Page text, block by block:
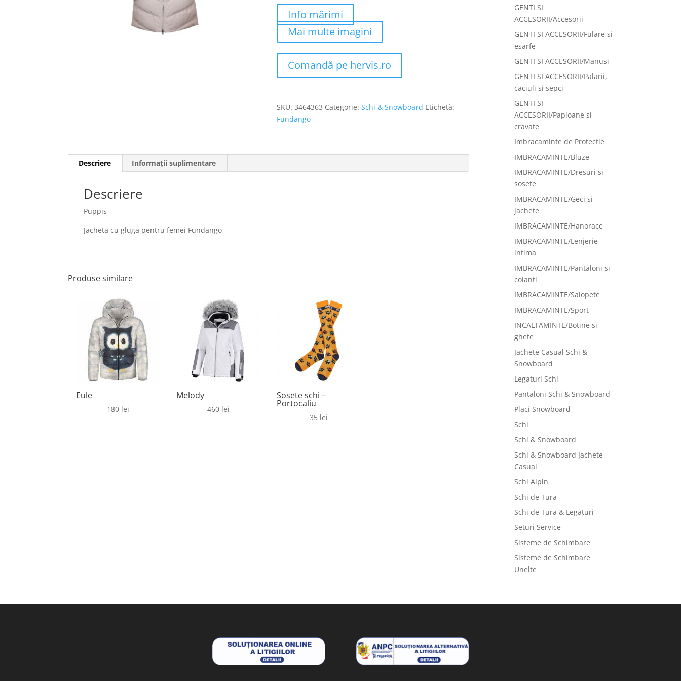
Info mărimi
Mai multe imagini
Comandă pe hervis.ro
SKU:3464363 Categorie:Schi & Snowboard Etichetă:
Fundango
Descriere Informații suplimentare
Descriere
Puppis
Jacheta cu gluga pentru femei Fundango
Produse similare
Eule
180 lei
Melody
460 lei
Sosete schi –
Portocaliu
35 lei
GENTI SI
ACCESORII/Accesorii
GENTI SI ACCESORII/Fulare si
esarfe
GENTI SI ACCESORII/Manusi
GENTI SI ACCESORII/Palarii,
caciuli si sepci
GENTI SI
ACCESORII/Papioane si
cravate
Imbracaminte de Protectie
IMBRACAMINTE/Bluze
IMBRACAMINTE/Dresuri si
sosete
IMBRACAMINTE/Geci si
jachete
IMBRACAMINTE/Hanorace
IMBRACAMINTE/Lenjerie
intima
IMBRACAMINTE/Pantaloni si
colanti
IMBRACAMINTE/Salopete
IMBRACAMINTE/Sport
INCALTAMINTE/Botine si
ghete
Jachete Casual Schi &
Snowboard
Legaturi Schi
Pantaloni Schi & Snowboard
Placi Snowboard
Schi
Schi & Snowboard
Schi & Snowboard Jachete
Casual
Schi Alpin
Schi de Tura
Schi de Tura & Legaturi
Seturi Service
Sisteme de Schimbare
Sisteme de Schimbare
Unelte